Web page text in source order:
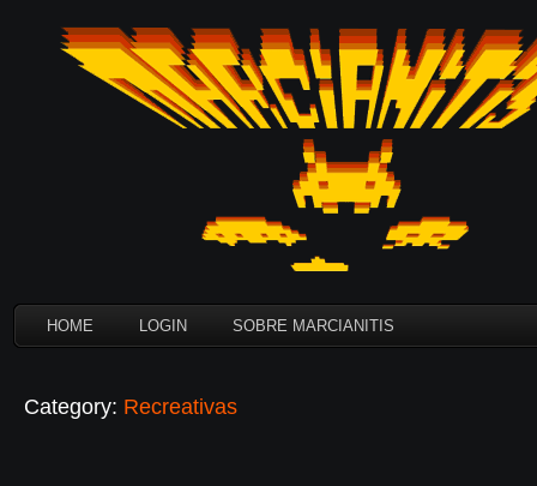
HOME LOGIN SOBRE MARCIANITIS
Category: Recreativas